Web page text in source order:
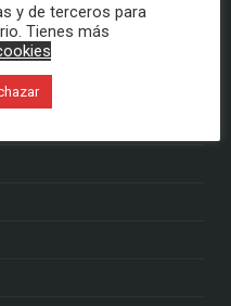
y de terceros para
Tienes más